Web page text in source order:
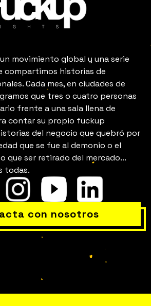
bien en tu equipo?
Nights en tu empresa
San
movimiento global y una serie
compartimos historias de
Cada mes, en ciudades de
que tres o cuatro personas
frente a una sala llena de
contar su propio fuckup
del negocio que quebró por
que se fue al demonio o el
que ser retirado del mercado...
todas.
con nosotros